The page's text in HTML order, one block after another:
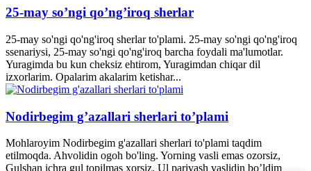
25-may so’ngi qo’ng’iroq sherlar
25-may so'ngi qo'ng'iroq sherlar to'plami. 25-may so'ngi qo'ng'iroq
ssenariysi, 25-may so'ngi qo'ng'iroq barcha foydali ma'lumotlar.
Yuragimda bu kun cheksiz ehtirom, Yuragimdan chiqar dil
izxorlarim. Opalarim akalarim ketishar...
Nodirbegim g’azallari sherlari to’plami
Mohlaroyim Nodirbegim g'azallari sherlari to'plami taqdim
etilmoqda. Ahvolidin ogoh bo'ling. Yorning vasli emas ozorsiz,
Gulshan ichra gul topilmas xorsiz. Ul parivash vaslidin bo’ldim